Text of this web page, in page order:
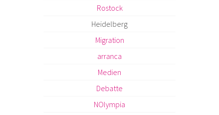
Rostock
Heidelberg
Migration
arranca
Medien
Debatte
NOlympia